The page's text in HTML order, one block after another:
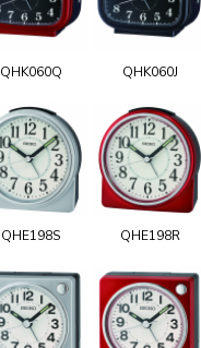
QHK060Q QHK060J
QHE198S QHE198R